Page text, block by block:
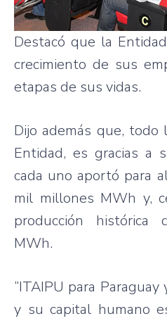
Destacó que la
crecimiento de sus
etapas de sus vidas.
Dijo además que,
Entidad, es gracias a
cada uno aportó para
mil millones MWh y,
producción histórica
MWh.
“ITAIPU para
y su capital humano